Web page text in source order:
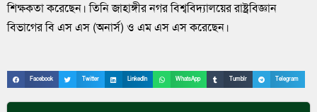
শিক্ষকতা করেছেন। তিনি জাহাঙ্গীর নগর বিশ্ববিদ্যালয়ের রাষ্ট্রবিজ্ঞান
বিভাগের বি এস এস (অনার্স) ও এম এস এস করেছেন।
Facebook Twitter LinkedIn WhatsApp Tumblr Telegram